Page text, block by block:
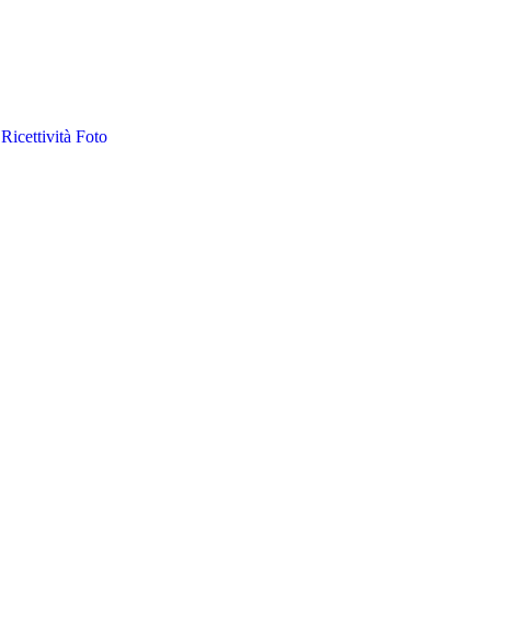
Ricettività Foto